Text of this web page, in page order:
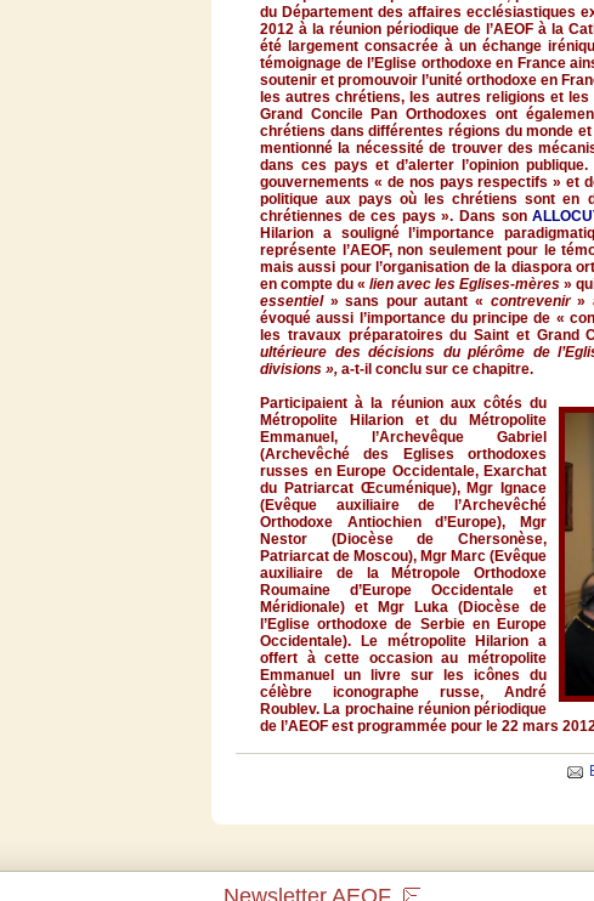
du Départementdes affaires ecclésiastiques
2012 à la réunion périodique de l’AEOF à la
été largement consacrée à un échange
témoignage de l’Eglise orthodoxeen France
soutenir et promouvoir l’unité orthodoxe en
lesautres chrétiens, les autres religions et les
Grand ConcilePanOrthodoxes ont
chrétiens dans différentes régions dumonde et
mentionné la nécessitéde trouverdes
dans ces pays et d’alerter l’opinion publique.
gouvernements « de nos paysrespectifs » et
politique aux paysoù leschrétiens sont en
chrétiennes deces pays ». Dans son
Hilarion a souligné l’importance
représente l’AEOF, non seulementpour le
mais aussi pourl’organisation de la diaspora
en compte du « lien avec les Eglises-mères »
essentiel » sans pourautant « contrevenir»
évoqué aussi l’importanceduprincipe de «
les travaux préparatoires du Saint et Grand
ultérieure des décisions du plérôme de
divisions », a-t-il conclu sur ce chapitre.
Participaient à la réunionaux côtés du
Métropolite
Hilarionet du Métropolite
Emmanuel, l’ArchevêqueGabriel
(Archevêché des Eglises
orthodoxes
russes en Europe Occidentale, Exarchat
du Patriarcat Œcuménique),Mgr Ignace
(Evêque auxiliairedel’Archevêché
Orthodoxe
Antiochien d’Europe),Mgr
Nestor (DiocèsedeChersonèse,
Patriarcat de Moscou), Mgr Marc (Evêque
auxiliaire de laMétropole
Orthodoxe
Roumaine
d’Europe Occidentale et
Méridionale) et Mgr Luka (Diocèse de
l’Eglise orthodoxe de Serbieen Europe
Occidentale). Le métropolite Hilarion a
offert à cette occasion aumétropolite
Emmanuel un livre sur les icônes du
célèbre
iconographe russe, André
Roublev. La prochaine réunion périodique
de l’AEOF est programmée pour le 22 mars 2012
Newsletter AEOF